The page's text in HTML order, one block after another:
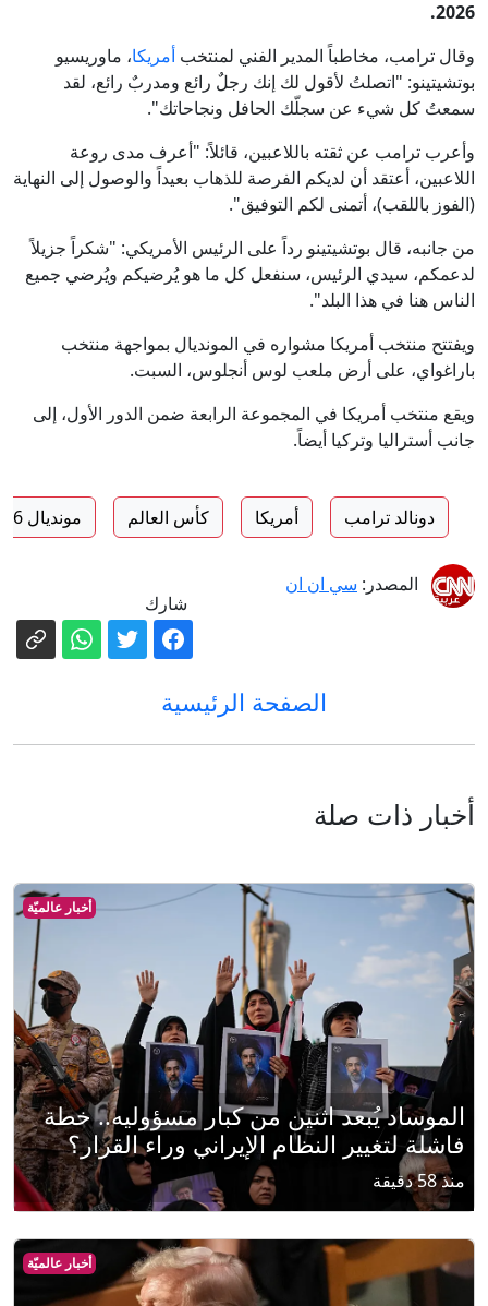
2026.
وقال ترامب، مخاطباً المدير الفني لمنتخب أمريكا، ماوريسيو
بوتشيتينو: "اتصلتُ لأقول لك إنك رجلٌ رائع ومدربٌ رائع، لقد
سمعتُ كل شيء عن سجلّك الحافل ونجاحاتك".
وأعرب ترامب عن ثقته باللاعبين، قائلاً: "أعرف مدى روعة
اللاعبين، أعتقد أن لديكم الفرصة للذهاب بعيداً والوصول إلى النهاية
(الفوز باللقب)، أتمنى لكم التوفيق".
من جانبه، قال بوتشيتينو رداً على الرئيس الأمريكي: "شكراً جزيلاً
لدعمكم، سيدي الرئيس، سنفعل كل ما هو يُرضيكم ويُرضي جميع
الناس هنا في هذا البلد".
ويفتتح منتخب أمريكا مشواره في المونديال بمواجهة منتخب
باراغواي، على أرض ملعب لوس أنجلوس، السبت.
ويقع منتخب أمريكا في المجموعة الرابعة ضمن الدور الأول، إلى
جانب أستراليا وتركيا أيضاً.
دونالد ترامب أمريكا كأس العالم مونديال 2026
المصدر: سي ان ان
شارك
الصفحة الرئيسية
أخبار ذات صلة
أخبار عالميّة
الموساد يُبعد اثنين من كبار مسؤوليه.. خطة
فاشلة لتغيير النظام الإيراني وراء القرار؟
منذ 58 دقيقة
أخبار عالميّة